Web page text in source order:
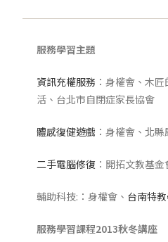
服務學習主題
資訊充權服務 ：身權會、木
活、台北市自閉症家長協會
體感復健遊戲 ：身權會、北
二手電腦修復 ：開拓文教基
輔助科技:：身權會、 台南特
服務學習課程2013秋冬講座